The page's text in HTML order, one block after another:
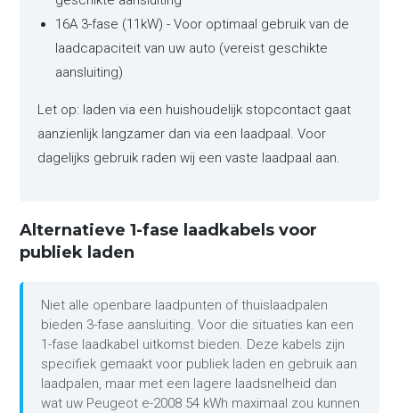
16A 3-fase (11kW) - Voor optimaal gebruik van de
laadcapaciteit van uw auto (vereist geschikte
aansluiting)
Let op: laden via een huishoudelijk stopcontact gaat
aanzienlijk langzamer dan via een laadpaal. Voor
dagelijks gebruik raden wij een vaste laadpaal aan.
Alternatieve 1-fase laadkabels voor
publiek laden
Niet alle openbare laadpunten of thuislaadpalen
bieden 3-fase aansluiting. Voor die situaties kan een
1-fase laadkabel uitkomst bieden. Deze kabels zijn
specifiek gemaakt voor publiek laden en gebruik aan
laadpalen, maar met een lagere laadsnelheid dan
wat uw Peugeot e-2008 54 kWh maximaal zou kunnen